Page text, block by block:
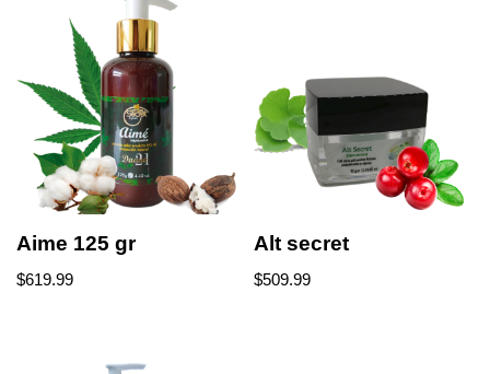
Aime 125 gr
$619.99
Alt secret
$509.99